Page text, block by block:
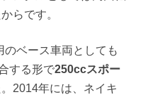
らです。
ベース車両としても
する形で250ccスポー
。2014年には、ネイキ